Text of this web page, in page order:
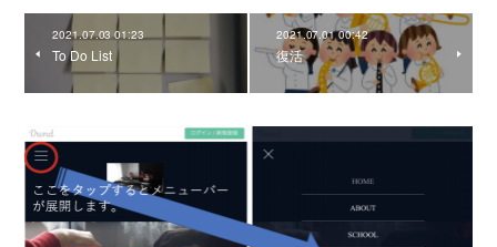
2021.07.03 01:23
To Do List
2021.07.01 00:42
復活